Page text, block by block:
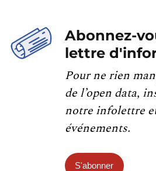
Abonnez-
lettre
Pour ne rien
de l’open data,
notre infolettre
événements.
S'abonner